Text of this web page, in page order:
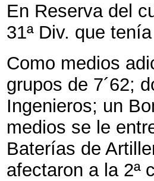
En Reserva del
31ª Div. que
Como medios
grupos de 7´62;
Ingenieros; un
medios se le
Baterías de
afectaron a la 2ª